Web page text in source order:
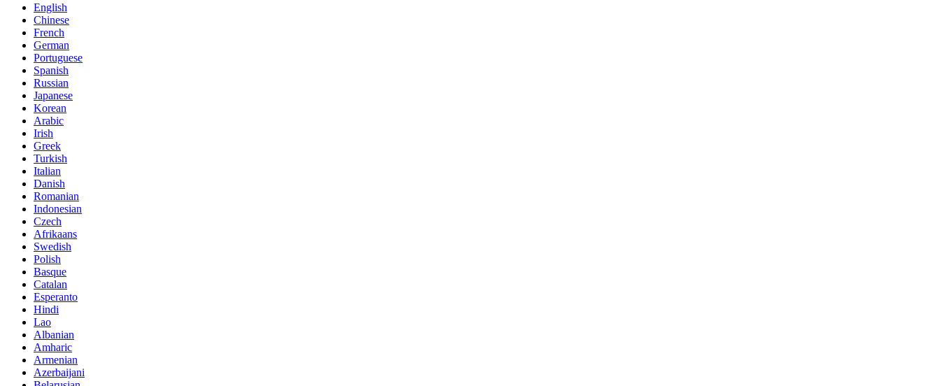
English
Chinese
French
German
Portuguese
Spanish
Russian
Japanese
Korean
Arabic
Irish
Greek
Turkish
Italian
Danish
Romanian
Indonesian
Czech
Afrikaans
Swedish
Polish
Basque
Catalan
Esperanto
Hindi
Lao
Albanian
Amharic
Armenian
Azerbaijani